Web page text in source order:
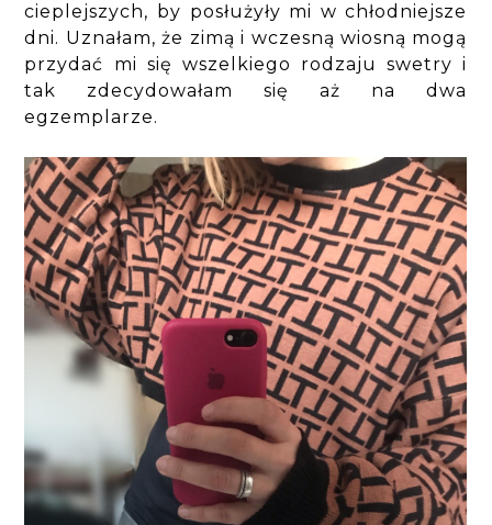
cieplejszych, by posłużyły mi w chłodniejsze
dni. Uznałam, że zimą i wczesną wiosną mogą
przydać mi się wszelkiego rodzaju swetry i
tak zdecydowałam się aż na dwa
egzemplarze.